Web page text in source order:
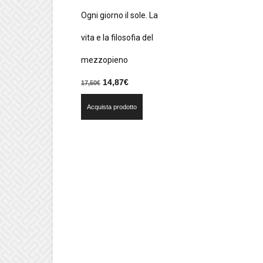
Ogni giorno il sole. La
vita e la filosofia del
mezzopieno
17,50€ Il
prezzo
originale
14,87€Il
prezzo
attuale
Acquista prodotto